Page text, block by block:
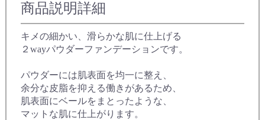
商品説明詳細
キメの細かい、滑らかな肌に仕上げる
２wayパウダーファンデーションです。
パウダーには肌表面を均一に整え、
余分な皮脂を抑える働きがあるため、
肌表面にベールをまとったような、
マットな肌に仕上がります。